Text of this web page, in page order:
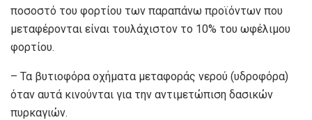
ποσοστό του φορτίου των παραπάνω προϊόντων που
μεταφέρονται είναι τουλάχιστον το 10% του ωφέλιμου
φορτίου.
– Τα βυτιοφόρα οχήματα μεταφοράς νερού (υδροφόρα)
όταν αυτά κινούνται για την αντιμετώπιση δασικών
πυρκαγιών.